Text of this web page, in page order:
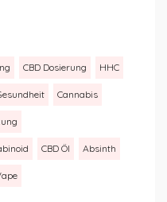
CBD Dosierung HHC
Cannabis
CBD Öl Absinth